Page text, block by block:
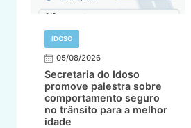
IDOSO
05/08/2026
Secretaria do Idoso
promove palestra sobre
comportamento seguro
no trânsito para a melhor
idade